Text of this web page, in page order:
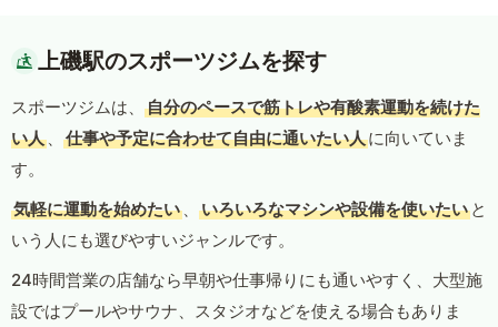
上磯駅のスポーツジムを探す
スポーツジムは、
自分のペースで筋トレや有酸素運動を続けた
い人 、 仕事や予定に合わせて自由に通いたい人に向いていま
す。
気軽に運動を始めたい 、 いろいろなマシンや設備を使いたい と
いう人にも選びやすいジャンルです。
24時間営業の店舗なら早朝や仕事帰りにも通いやすく、大型施
設ではプールやサウナ、スタジオなどを使える場合もありま